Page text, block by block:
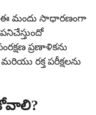
ఈ మందు సాధారణంగా
ప్రణాళికను
రక్త పరీక్షలను